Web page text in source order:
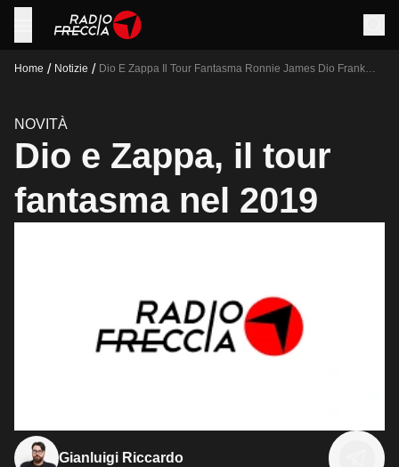
Home / Notizie / Dio E Zappa Il Tour Fantasma Ronnie James Dio Frank
NOVITÀ
Dio e Zappa, il tour
fantasma nel 2019
Gianluigi Riccardo